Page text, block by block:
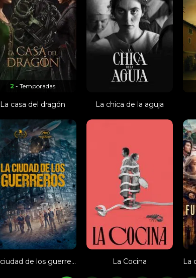
2- Temporadas
La casa del dragón La chica de la aguja
La ciudad de los guerreros La Cocina